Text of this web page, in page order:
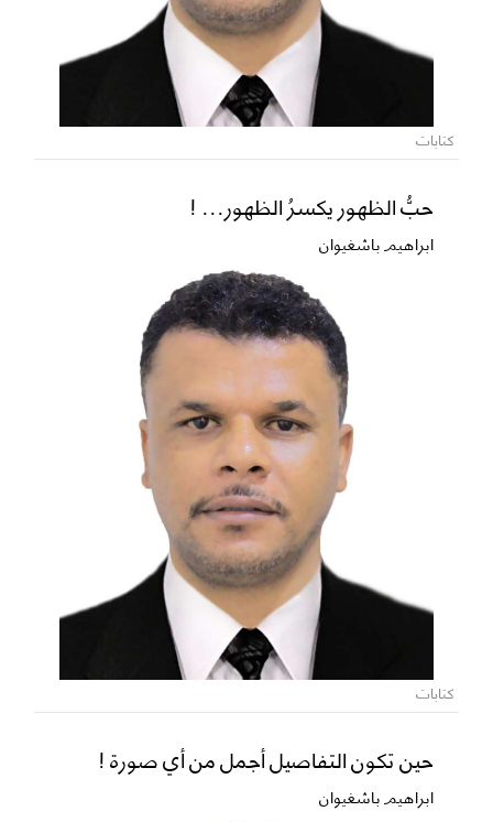
كتابات
حبُّ الظهور يكسرُ الظهور... !
ابراهيم باشغيوان
كتابات
حين تكون التفاصيل أجمل من أي صورة !
ابراهيم باشغيوان